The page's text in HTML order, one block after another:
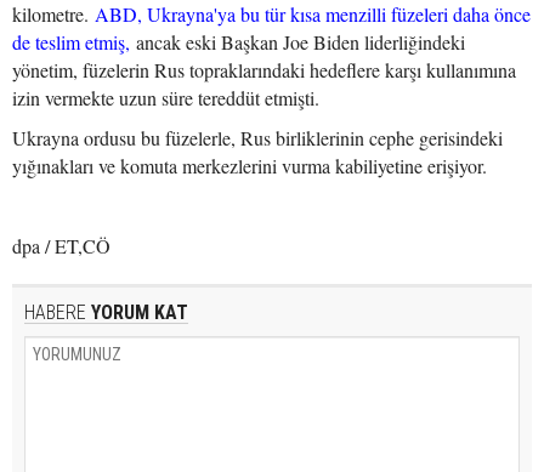
kilometre. ABD, Ukrayna'ya bu tür kısa menzilli füzeleri daha önce
de teslim etmiş, ancak eski Başkan Joe Biden liderliğindeki
yönetim, füzelerin Rus topraklarındaki hedeflere karşı kullanımına
izin vermekte uzun süre tereddüt etmişti.
Ukrayna ordusu bu füzelerle, Rus birliklerinin cephe gerisindeki
yığınakları ve komuta merkezlerini vurma kabiliyetine erişiyor.
dpa / ET,CÖ
HABERE YORUM KAT